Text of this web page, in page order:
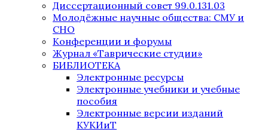
Диссертационный совет 99.0.131.03
Молодёжные научные общества: СМУ и
СНО
Конференции и форумы
Журнал «Таврические студии»
БИБЛИОТЕКА
Электронные ресурсы
Электронные учебники и учебные
пособия
Электронные версии изданий
КУКИиТ